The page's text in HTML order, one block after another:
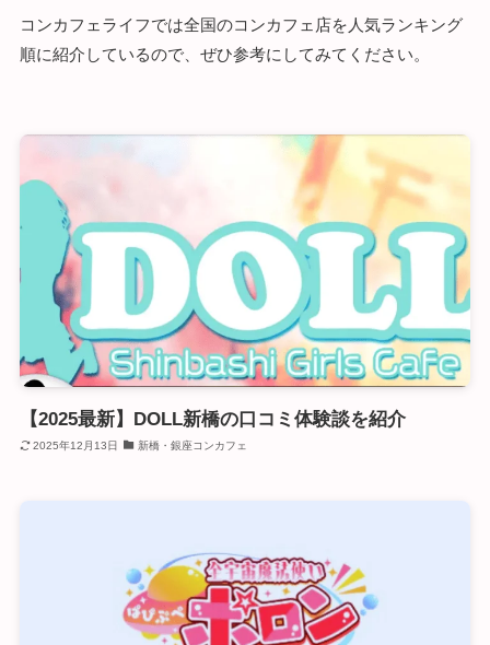
コンカフェライフでは全国のコンカフェ店を人気ランキング
順に紹介しているので、ぜひ参考にしてみてください。
【2025最新】DOLL新橋の口コミ体験談を紹介
2025年12月13日 新橋・銀座コンカフェ